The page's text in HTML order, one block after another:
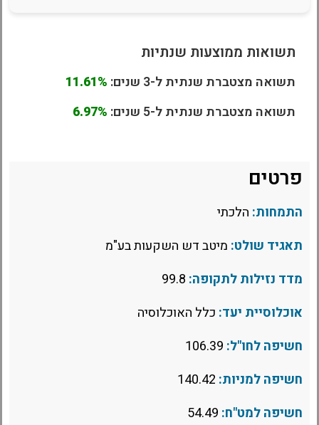
תשואות ממוצעות שנתיות
תשואה מצטברת שנתית ל-3 שנים:
11.61%
תשואה מצטברת שנתית ל-5 שנים:
6.97%
פרטים
התמחות: הלכתי
תאגיד שולט: מיטב דש השקעות בע"מ
מדד נזילות לתקופה:
אוכלוסיית יעד: כלל האוכלוסיה
חשיפה לחו"ל:
חשיפה למניות:
חשיפה למט"ח: